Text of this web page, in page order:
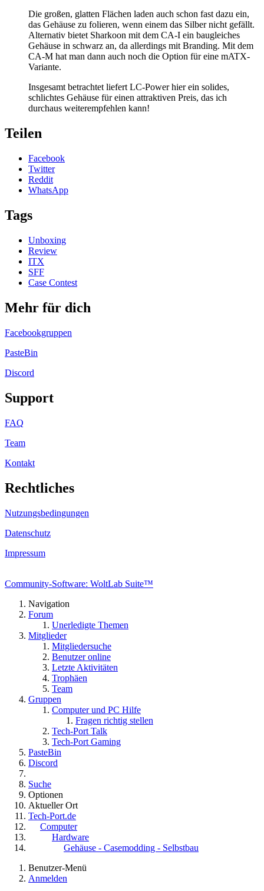
Die großen, glatten Flächen laden auch schon fast dazu ein,
das Gehäuse zu folieren, wenn einem das Silber nicht gefällt.
Alternativ bietet Sharkoon mit dem CA-I ein baugleiches
Gehäuse in schwarz an, da allerdings mit Branding. Mit dem
CA-M hat man dann auch noch die Option für eine mATX-
Variante.
Insgesamt betrachtet liefert LC-Power hier ein solides,
schlichtes Gehäuse für einen attraktiven Preis, das ich
durchaus weiterempfehlen kann!
Teilen
Facebook
Twitter
Reddit
WhatsApp
Tags
Unboxing
Review
ITX
SFF
Case Contest
Mehr für dich
Facebookgruppen
PasteBin
Discord
Support
FAQ
Team
Kontakt
Rechtliches
Nutzungsbedingungen
Datenschutz
Impressum
Community-Software: WoltLab Suite™
Navigation
Forum
Unerledigte Themen
Mitglieder
Mitgliedersuche
Benutzer online
Letzte Aktivitäten
Trophäen
Team
Gruppen
Computer und PC Hilfe
Fragen richtig stellen
Tech-Port Talk
Tech-Port Gaming
PasteBin
Discord
Suche
Optionen
Aktueller Ort
Tech-Port.de
Computer
Hardware
Gehäuse - Casemodding - Selbstbau
Benutzer-Menü
Anmelden